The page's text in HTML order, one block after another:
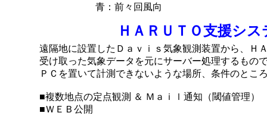
青：前々回風向
ＨＡＲＵＴＯ支援シ
遠隔地に設置したＤａｖｉｓ気象観測装置から、
受け取った気象データを元にサーバー処理するもの
ＰＣを置いて計測できないような場所、条件のとこ
■複数地点の定点観測 ＆ Ｍａｉｌ通知（閾値管理）
■ＷＥＢ公開